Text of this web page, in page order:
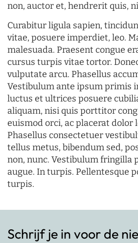
non, auctor et, hendrerit quis,
Curabitur ligula sapien,
vitae, posuere imperdiet, leo.
malesuada. Praesent congue
cursus turpis vitae tortor.
vulputate arcu. Phasellus
Vestibulum ante ipsum primis
luctus et ultrices posuere
aliquam, nisi quis porttitor
euismod orci, ac placerat dolor
Phasellus consectetuer
tellus metus, bibendum sed,
non, nunc. Vestibulum fringilla
augue. In turpis. Pellentesque
turpis.
Schrijf je in voor de